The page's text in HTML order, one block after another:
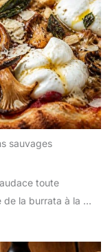
sauvages
toute
de la burrata à la …